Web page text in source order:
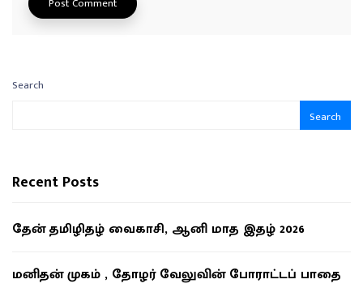
Search
Search
Recent Posts
தேன் தமிழிதழ் வைகாசி, ஆனி மாத இதழ் 2026
மனிதன் முகம் , தோழர் வேலுவின் போராட்டப் பாதை